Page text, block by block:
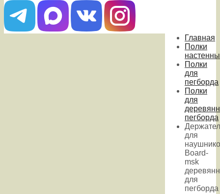
Главная
Полки
Полки
для
пегборда
Полки
для
пегборда
для
Board-
msk
для
пегборда